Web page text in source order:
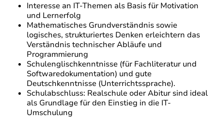
Interesse an IT-Themen als Basis für Motivation
und Lernerfolg
Mathematisches Grundverständnis sowie
logisches, strukturiertes Denken erleichtern das
Verständnis technischer Abläufe und
Programmierung
Schulenglischkenntnisse (für Fachliteratur und
Softwaredokumentation) und gute
Deutschkenntnisse (Unterrichtssprache).
Schulabschluss: Realschule oder Abitur sind ideal
als Grundlage für den Einstieg in die IT-
Umschulung